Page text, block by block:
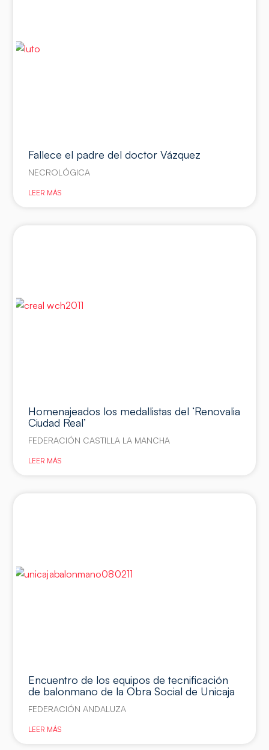
Fallece el padre del doctor Vázquez
NECROLÓGICA
LEER MÁS
Homenajeados los medallistas del ‘Renovalia
Ciudad Real’
FEDERACIÓN CASTILLA LA MANCHA
LEER MÁS
Encuentro de los equipos de tecnificación
de balonmano de la Obra Social de Unicaja
FEDERACIÓN ANDALUZA
LEER MÁS